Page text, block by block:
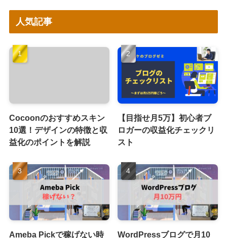
人気記事
Cocoonのおすすめスキン
10選！デザインの特徴と収
益化のポイントを解説
【目指せ月5万】初心者ブ
ロガーの収益化チェックリ
スト
Ameba Pickで稼げない時
WordPressブログで月10